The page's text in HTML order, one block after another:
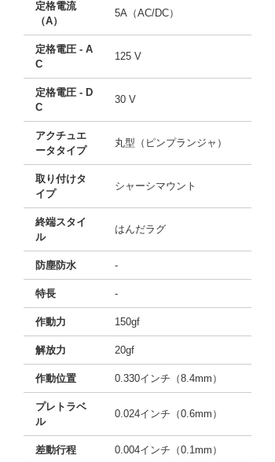
定格電流
（A）
5A（AC/DC）
定格電圧 - A
C
125 V
定格電圧 - D
C
30 V
アクチュエ
ータタイプ
丸型（ピンプランジャ）
取り付けタ
イプ
シャーシマウント
終端スタイ
ル
はんだラグ
防塵防水 -
特長 -
作動力 150gf
解放力 20gf
作動位置 0.330インチ（8.4mm）
プレトラベ
ル
0.024インチ（0.6mm）
差動行程 0.004インチ（0.1mm）